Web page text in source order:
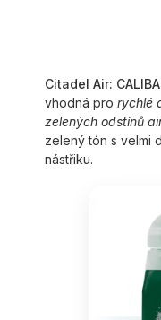
Citadel Air:
vhodná pro rychlé
zelených odstínů
zelený tón s velmi
nástřiku.